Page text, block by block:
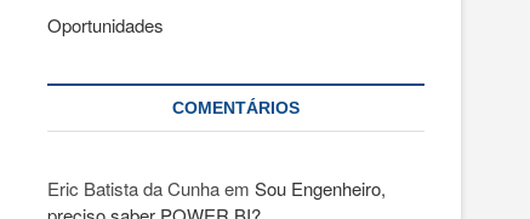
Oportunidades
COMENTÁRIOS
Eric Batista da Cunhaem Sou Engenheiro,